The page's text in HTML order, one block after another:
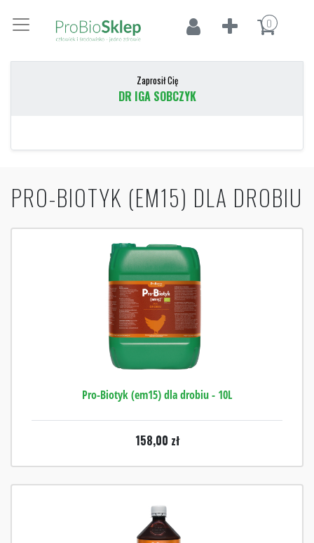
0
Zaprosił Cię
DR IGA SOBCZYK
PRO-BIOTYK (EM15) DLA DROBIU
Pro-Biotyk (em15) dla drobiu - 10L
158,00 zł